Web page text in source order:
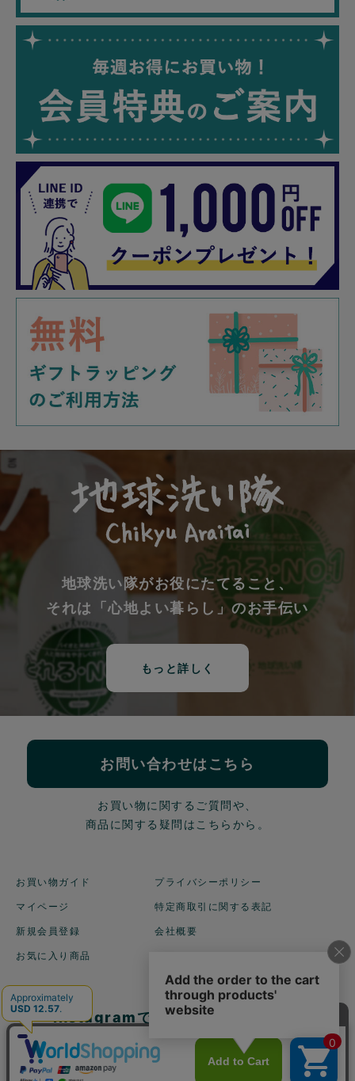
地球洗い隊がお役にたてること、
それは「心地よい暮らし」のお手伝い
もっと詳しく
お問い合わせはこちら
お買い物に関するご質問や、
商品に関する疑問はこちらから。
お買い物ガイド
マイページ
新規会員登録
お気に入り商品
プライバシーポリシー
特定商取引に関する表記
会社概要
Instagramでも商品を
ご紹介しています！